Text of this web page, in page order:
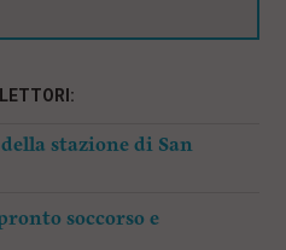
stazione di San
soccorso e